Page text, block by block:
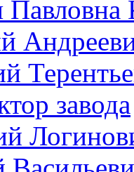
Павловна
завода